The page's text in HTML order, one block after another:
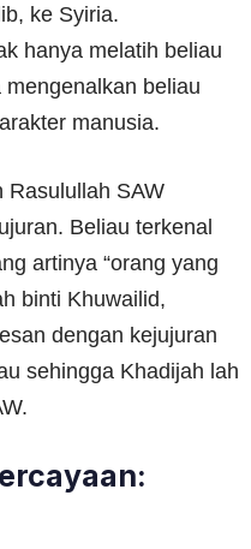
ke Syiria.
hanya melatih beliau
beliau
manusia.
Rasulullah SAW
Beliau terkenal
artinya “orang yang
binti Khuwailid,
dengan kejujuran
sehingga Khadijah lah